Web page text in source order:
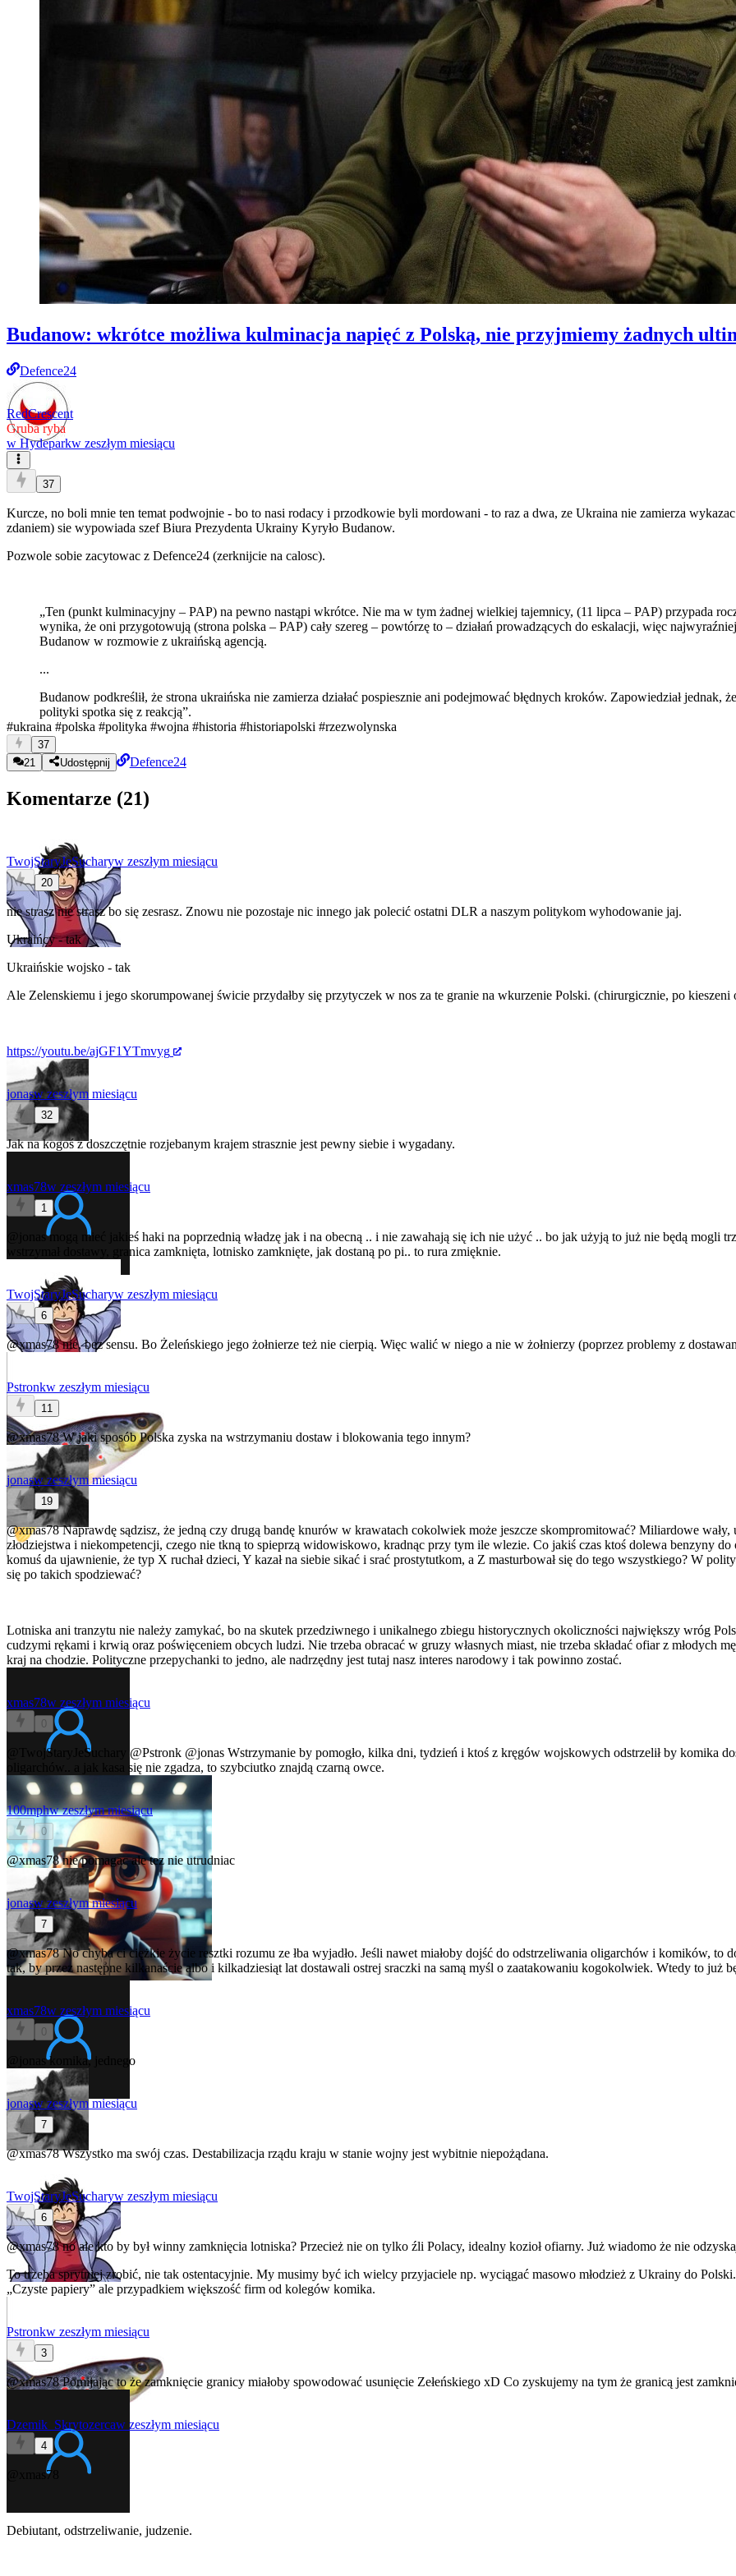
Budanow: wkrótce możliwa kulminacja napięć z Polską, nie przyjmiemy żadnych
Defence24
RedCrescent
Gruba ryba
w Hydeparkw zeszłym miesiącu
37
Kurcze, no boli mnie ten temat podwojnie - bo to nasi rodacy i przodkowie byli mordowani - to raz a dwa, ze Ukraina nie zamierza
zdaniem) sie wypowiada szef Biura Prezydenta Ukrainy Kyryło Budanow.
Pozwole sobie zacytowac z Defence24 (zerknijcie na calosc).
„Ten (punkt kulminacyjny – PAP) na pewno nastąpi wkrótce. Nie ma w tym żadnej wielkiej tajemnicy, (11 lipca – PAP) przypada
wynika, że oni przygotowują (strona polska – PAP) cały szereg – powtórzę to – działań prowadzących do eskalacji, więc
Budanow w rozmowie z ukraińską agencją.
...
Budanow podkreślił, że strona ukraińska nie zamierza działać pospiesznie ani podejmować błędnych kroków. Zapowiedział
polityki spotka się z reakcją”.
#ukraina #polska #polityka #wojna #historia #historiapolski #rzezwolynska
37
21
Udostępnij Defence24
Komentarze (21)
TwojStaryJeSucharyw zeszłym miesiącu
20
nie strasz nie strasz bo się zesrasz. Znowu nie pozostaje nic innego jak polecić ostatni DLR a naszym politykom wyhodowanie jaj.
Ukraińcy - tak
Ukraińskie wojsko - tak
Ale Zelenskiemu i jego skorumpowanej świcie przydałby się przytyczek w nos za te granie na wkurzenie Polski. (chirurgicznie, po kieszeni
https://youtu.be/ajGF1YTmvyg
jonasw zeszłym miesiącu
32
Jak na kogoś z doszczętnie rozjebanym krajem strasznie jest pewny siebie i wygadany.
xmas78w zeszłym miesiącu
1
mogą mieć jakieś haki na poprzednią władzę jak i na obecną .. i nie zawahają się ich nie użyć .. bo jak użyją to już nie będą mogli
wstrzymał dostawy, granica zamknięta, lotnisko zamknięte, jak dostaną po pi.. to rura zmięknie.
TwojStaryJeSucharyw zeszłym miesiącu
6
@xmas78nie, bez sensu. Bo Żeleńskiego jego żołnierze też nie cierpią. Więc walić w niego a nie w żołnierzy (poprzez problemy z
Pstronkw zeszłym miesiącu
11
@xmas78W jaki sposób Polska zyska na wstrzymaniu dostaw i blokowania tego innym?
jonasw zeszłym miesiącu
19
@xmas78Naprawdę sądzisz, że jedną czy drugą bandę knurów w krawatach cokolwiek może jeszcze skompromitować? Miliardowe
złodziejstwa i niekompetencji, czego nie tkną to spieprzą widowiskowo, kradnąc przy tym ile wlezie. Co jakiś czas ktoś dolewa benzyny
komuś da ujawnienie, że typ X ruchał dzieci, Y kazał na siebie sikać i srać prostytutkom, a Z masturbował się do tego wszystkiego? W
się po takich spodziewać?
Lotniska ani tranzytu nie należy zamykać, bo na skutek przedziwnego i unikalnego zbiegu historycznych okoliczności największy wróg
cudzymi rękami i krwią oraz poświęceniem obcych ludzi. Nie trzeba obracać w gruzy własnych miast, nie trzeba składać ofiar z młodych
kraj na chodzie. Polityczne przepychanki to jedno, ale nadrzędny jest tutaj nasz interes narodowy i tak powinno zostać.
xmas78w zeszłym miesiącu
0
@TwojStaryJeSuchary @Pstronk @jonas Wstrzymanie by pomogło, kilka dni, tydzień i ktoś z kręgów wojskowych odstrzelił by komika
oligarchów.. a jak kasa się nie zgadza, to szybciutko znajdą czarną owce.
100mphw zeszłym miesiącu
0
@xmas78nie pomagac ale tez nie utrudniac
jonasw zeszłym miesiącu
7
@xmas78No chyba ci ciężkie życie resztki rozumu ze łba wyjadło. Jeśli nawet miałoby dojść do odstrzeliwania oligarchów i komików, to
tak, by przez następne kilkanaście albo i kilkadziesiąt lat dostawali ostrej sraczki na samą myśl o zaatakowaniu kogokolwiek. Wtedy to już
xmas78w zeszłym miesiącu
0
komika, jednego
jonasw zeszłym miesiącu
7
@xmas78Wszystko ma swój czas. Destabilizacja rządu kraju w stanie wojny jest wybitnie niepożądana.
TwojStaryJeSucharyw zeszłym miesiącu
6
@xmas78no ale kto by był winny zamknięcia lotniska? Przecież nie on tylko źli Polacy, idealny kozioł ofiarny. Już wiadomo że nie
To trzeba sprytniej zrobić, nie tak ostentacyjnie. My musimy być ich wielcy przyjaciele np. wyciągać masowo młodzież z Ukrainy do
„Czyste papiery” ale przypadkiem większość firm od kolegów komika.
Pstronkw zeszłym miesiącu
3
@xmas78Pomijając to że zamknięcie granicy miałoby spowodować usunięcie Zełeńskiego xD Co zyskujemy na tym że granicą jest
Dzemik_Skrytozercaw zeszłym miesiącu
4
@xmas78
Debiutant, odstrzeliwanie, judzenie.